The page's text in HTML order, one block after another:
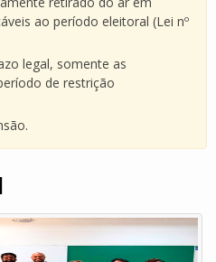
ao período eleitoral (Lei nº
legal, somente as
de restrição